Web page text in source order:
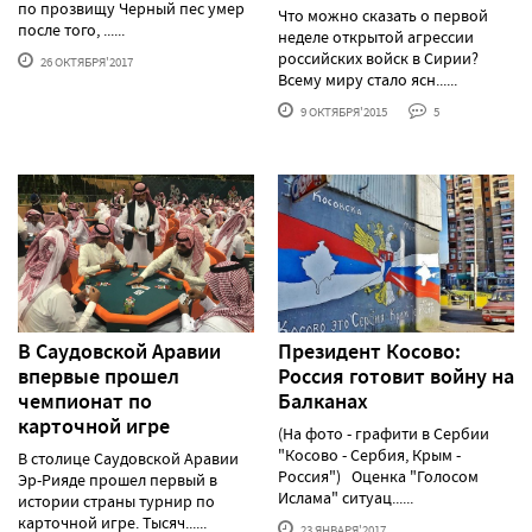
по прозвищу Черный пес умер
после того, ......
26 ОКТЯБРЯ'2017
Что можно сказать о первой
неделе открытой агрессии
российских войск в Сирии?
Всему миру стало ясн......
9 ОКТЯБРЯ'2015 5
В Саудовской Аравии
впервые прошел
чемпионат по
карточной игре
В столице Саудовской Аравии
Эр-Рияде прошел первый в
истории страны турнир по
карточной игре. Тысяч......
Президент Косово:
Россия готовит войну на
Балканах
(На фото - графити в Сербии
"Косово - Сербия, Крым -
Россия") Оценка "Голосом
Ислама" ситуац......